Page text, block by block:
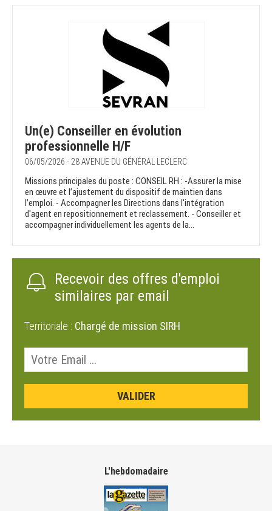
Un(e) Conseiller en évolution
professionnelle H/F
06/05/2026 - 28 AVENUE DU GÉNÉRAL LECLERC
Missions principales du poste : CONSEIL RH : -Assurer la mise
en œuvre et l’ajustement du dispositif de maintien dans
l’emploi. - Accompagner les Directions dans l'intégration
d'agent en repositionnement et reclassement. - Conseiller et
accompagner individuellement les agents de la...
Recevoir des offres d'emploi
similaires par email
Territoriale : Chargé de mission SIRH
L'hebdomadaire